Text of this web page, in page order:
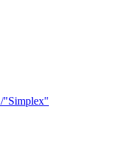
"Simplex"